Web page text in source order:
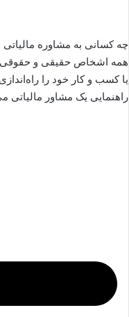
چه کسانی به مشاوره مالیاتی
همه اشخاص حقیقی و حقوقی
یا کسب و کار خود را
راهنمایی یک مشاور مالیاتی